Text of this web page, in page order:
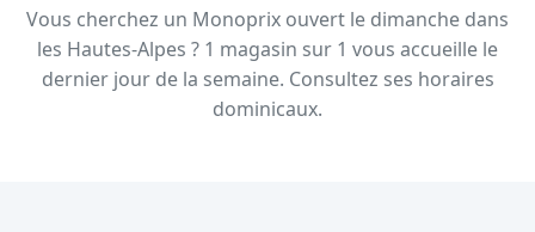
Vous cherchez un Monoprix ouvert le dimanche dans
les Hautes-Alpes ? 1 magasin sur 1 vous accueille le
dernier jour de la semaine. Consultez ses horaires
dominicaux.